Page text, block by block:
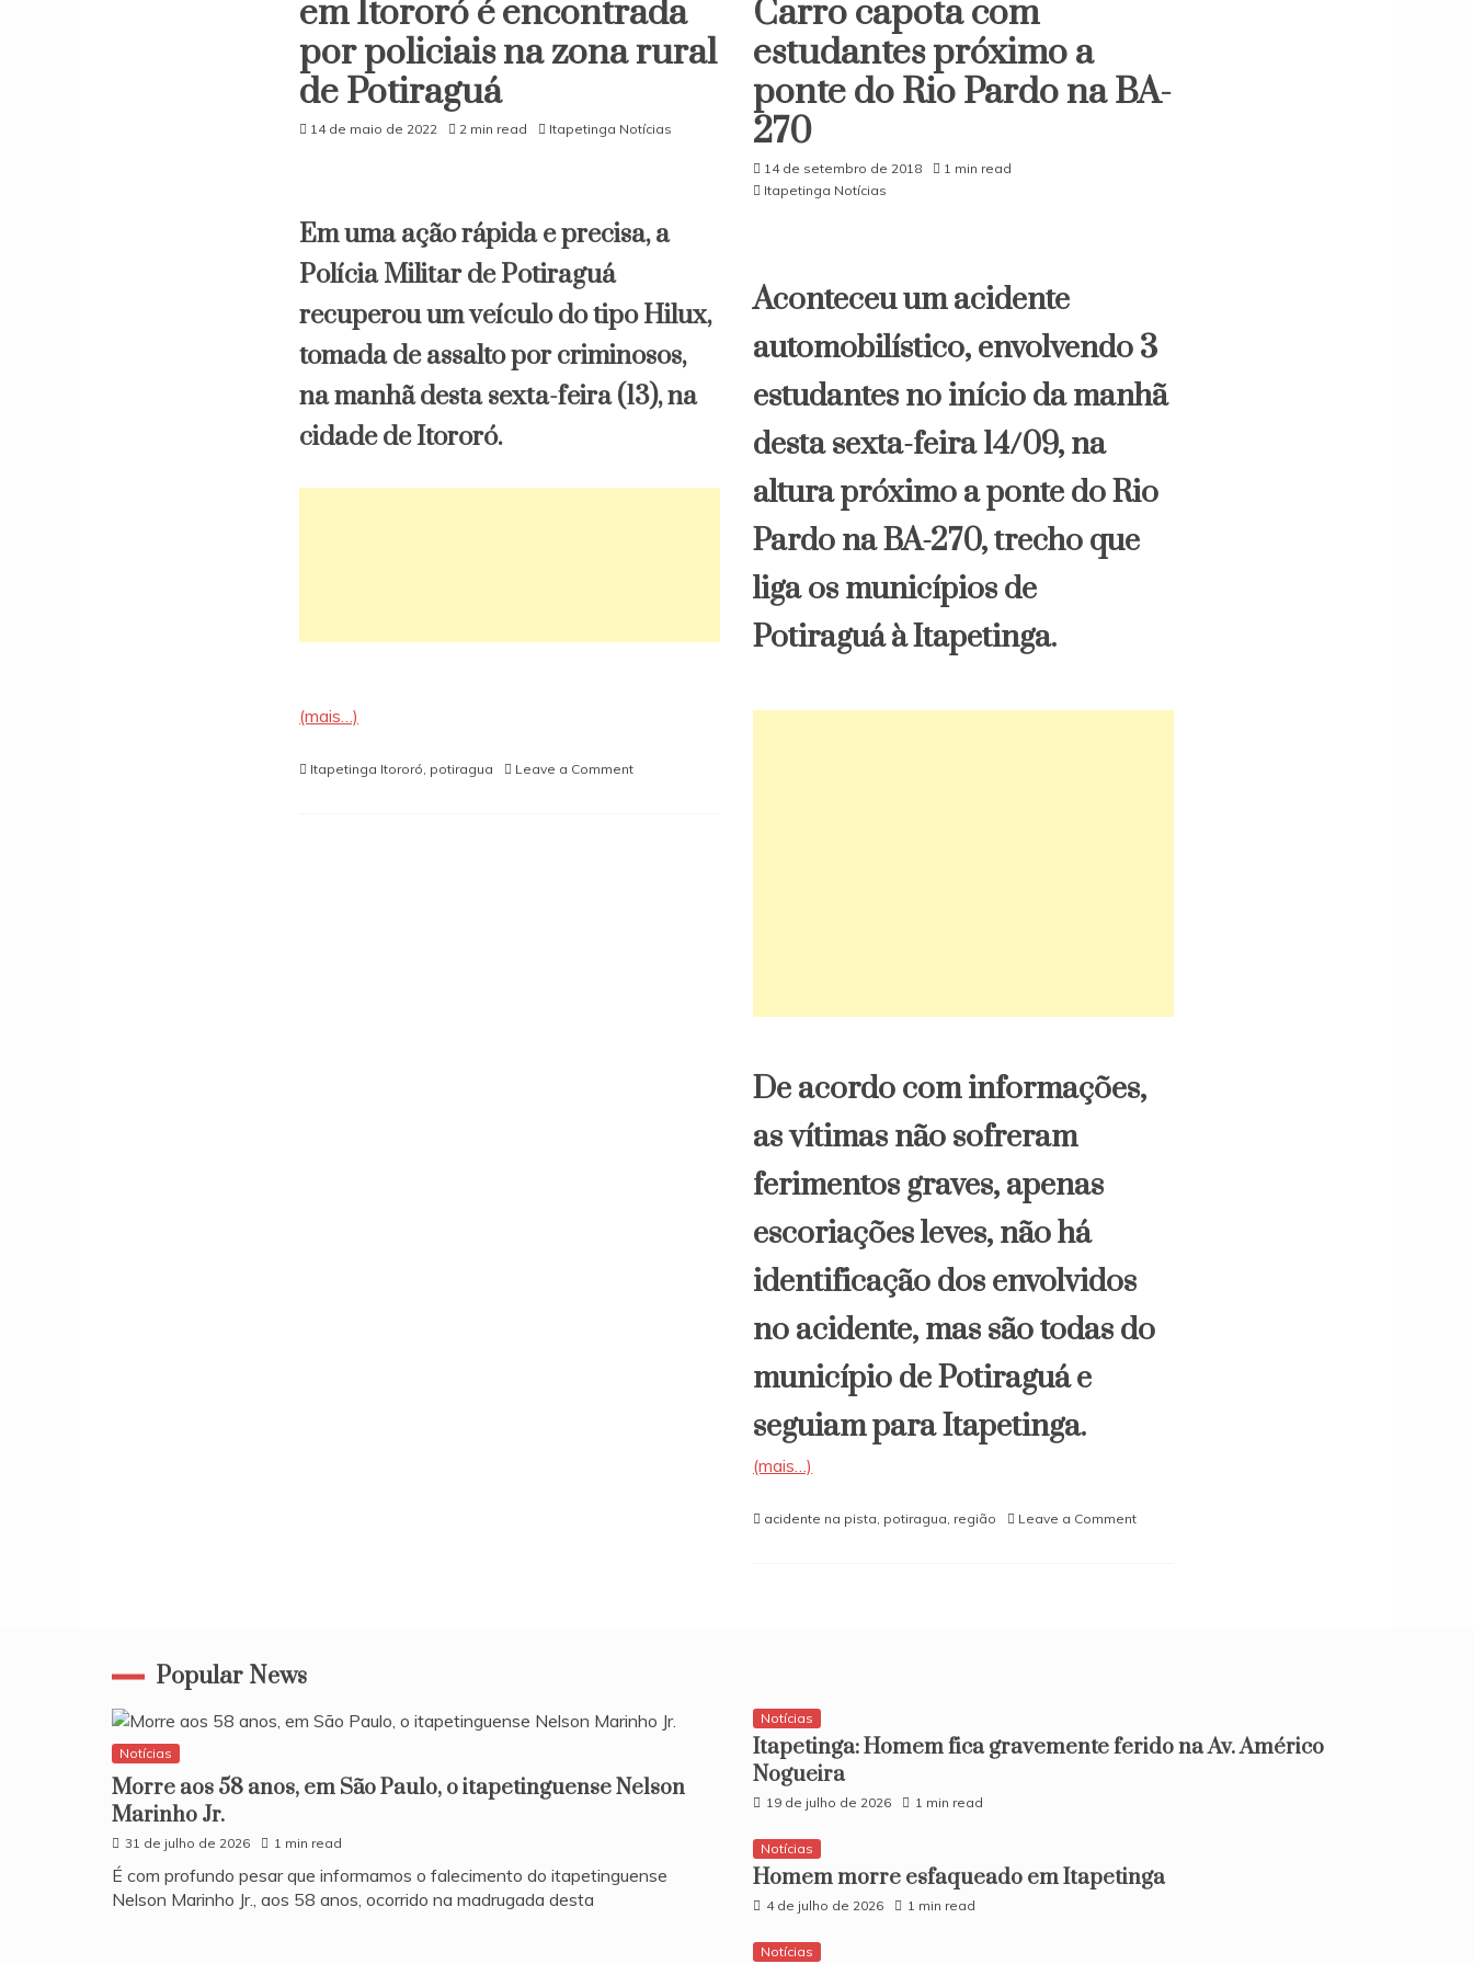
interior
da
Bahia
BA-
130
em Itororó é encontrada
por policiais na zona rural
de Potiraguá
14 de maio de 2022 2 min read Itapetinga Notícias
Em uma ação rápida e precisa, a
Polícia Militar de Potiraguá
recuperou um veículo do tipo Hilux,
tomada de assalto por criminosos,
na manhã desta sexta-feira (13), na
cidade de Itororó.
(mais…)
Itapetinga Itororó, potiragua Leave a Commenton
Carro capota com
estudantes próximo a
ponte do Rio Pardo na BA-
270
14 de setembro de 2018
1 min read
Itapetinga Notícias
Aconteceu um acidente
automobilístico, envolvendo 3
estudantes no início da manhã
desta sexta-feira 14/09, na
altura próximo a ponte do Rio
Pardo na BA-270, trecho que
liga os municípios de
Potiraguá à Itapetinga.
De acordo com informações,
as vítimas não sofreram
ferimentos graves, apenas
escoriações leves, não há
identificação dos envolvidos
no acidente, mas são todas do
município de Potiraguá e
seguiam para Itapetinga.
(mais…)
acidente na pista, potiragua, região Leave a Commenton
Rio
Pardo
Popular News
Notícias
Morre aos 58 anos, em São Paulo, o itapetinguense Nelson
Marinho Jr.
31 de julho de 2026 1 min read
​É com profundo pesar que informamos o falecimento do itapetinguense
Nelson Marinho Jr., aos 58 anos, ocorrido na madrugada desta
Notícias
Itapetinga: Homem fica gravemente ferido na Av. Américo
Nogueira
19 de julho de 2026 1 min read
Notícias
Homem morre esfaqueado em Itapetinga
4 de julho de 2026 1 min read
Notícias